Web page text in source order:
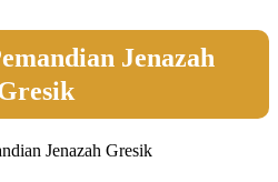
Jenazah